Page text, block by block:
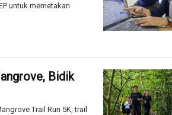
untuk memetakan
Bidik
Trail Run 5K, trail